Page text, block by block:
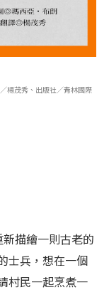
楊茂秀、出版社／青林國際
描繪一則古老的
士兵，想在一個
村民一起烹煮一